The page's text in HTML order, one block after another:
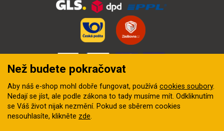
Než budete pokračovat
Aby náš e-shop mohl dobře fungovat, používá cookies soubory.
Nedají se jíst, ale podle zákona to tady musíme mít. Odkliknutím
se Váš život nijak nezmění. Pokud se sběrem cookies
nesouhlasíte, klikněte zde.